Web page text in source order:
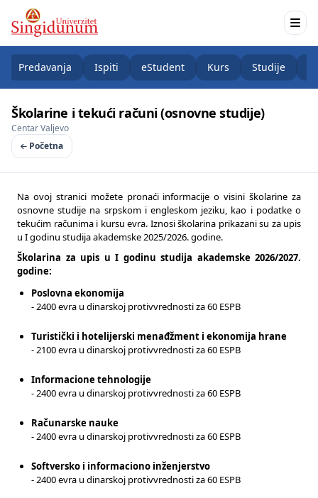
Predavanja Ispiti eStudent Kurs Studije
Školarine i tekući računi (osnovne studije)
Centar Valjevo
Početna
Na ovoj stranici možete pronaći informacije o visini školarine za
osnovne studije na srpskom i engleskom jeziku, kao i podatke o
tekućim računima i kursu evra. Iznosi školarina prikazani su za upis
u I godinu studija akademske 2025/2026. godine.
Školarina za upis u I godinu studija akademske 2026/2027.
godine:
Poslovna ekonomija
- 2400 evra u dinarskoj protivvrednosti za 60 ESPB
Turistički i hotelijerski menađžment i ekonomija hrane
- 2100 evra u dinarskoj protivvrednosti za 60 ESPB
Informacione tehnologije
- 2400 evra u dinarskoj protivvrednosti za 60 ESPB
Računarske nauke
- 2400 evra u dinarskoj protivvrednosti za 60 ESPB
Softversko i informaciono inženjerstvo
- 2400 evra u dinarskoj protivvrednosti za 60 ESPB